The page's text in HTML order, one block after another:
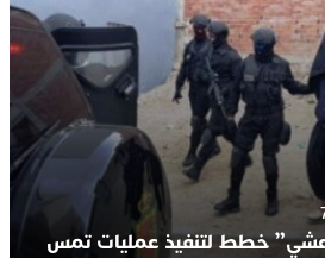
خطط لتنفيذ عمليات تمس